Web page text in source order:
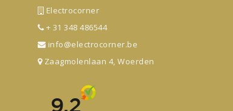
Electrocorner
+ 31 348 486544
info@electrocorner.be
Zaagmolenlaan 4, Woerden